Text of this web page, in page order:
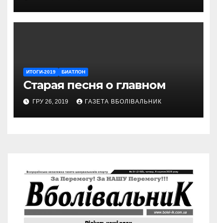
ИТОГИ-2019 БИАТЛОН
Старая песня о главном
ГРУ 26, 2019 ГАЗЕТА ВБОЛІВАЛЬНИК